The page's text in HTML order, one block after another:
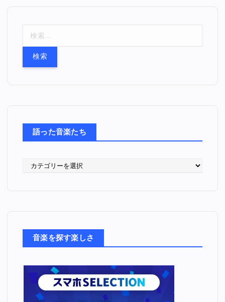
語った音楽たち
音楽を探す楽しさ